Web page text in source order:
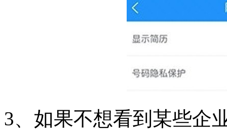
3、如果不想看到某些企